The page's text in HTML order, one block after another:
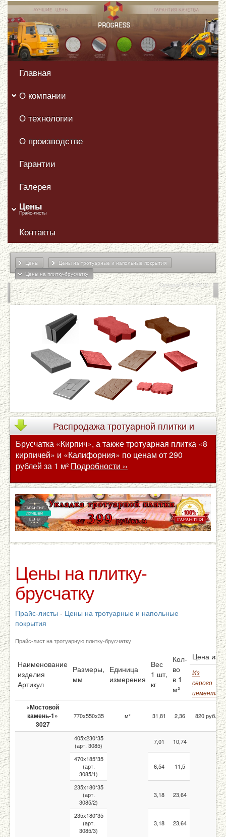
Главная
О компании
О технологии
О производстве
Гарантии
Галерея
Цены
Прайс-листы
Контакты
Цены
Цены на тротуарные и напольные покрытия
Цены на плитку-брусчатку
Сегодня 10.01.2019
Распродажатротуарной плитки и
брусчатки по сниженным ценам
Брусчатка «Кирпич», а также тротуарная плитка «8
кирпичей» и «Калифорния» по ценам от 290
рублей за 1 м² Подробности ››
Цены на плитку-
брусчатку
Прайс-листы - Цены на тротуарные и напольные
покрытия
Прайс-лист на тротуарную плитку-брусчатку
Наименование
изделия
Артикул
Размеры,
мм
Единица
измерения
Вес
1 шт,
кг
Кол-
во
в 1
м²
Цена
Из
серого
цемента
«Мостовой
камень-1»
3027
770х550х35 м² 31,81 2,36 820 руб.
405х230*35
(арт. 3085)
7,01 10,74
470х185*35
(арт.
3085/1)
6,54 11,5
235х180*35
(арт.
3085/2)
3,18 23,64
235х180*35
(арт.
3085/3)
3,18 23,64